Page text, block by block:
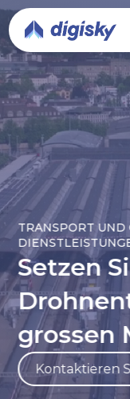
TRANSPORT UND
Setzen
grossen
Kontaktieren